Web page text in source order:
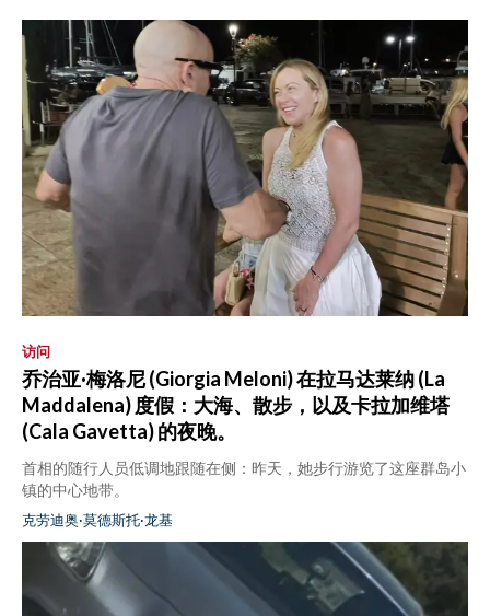
访问
乔治亚·梅洛尼 (Giorgia Meloni) 在拉马达莱纳 (La
Maddalena) 度假：大海、散步，以及卡拉加维塔
(Cala Gavetta) 的夜晚。
首相的随行人员低调地跟随在侧：昨天，她步行游览了这座群岛小
镇的中心地带。
克劳迪奥·莫德斯托·龙基